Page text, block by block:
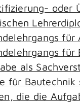
oder
für
als
für Bautechnik
die die